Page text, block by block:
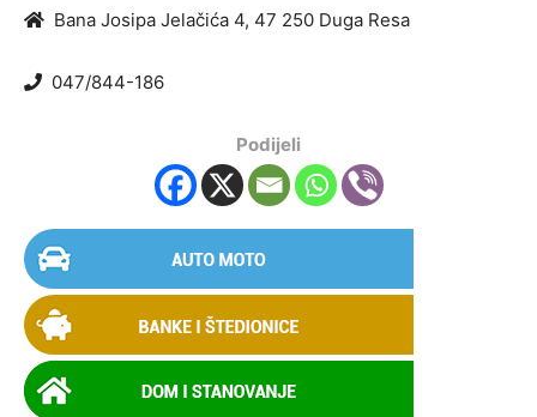
Bana Josipa Jelačića 4, 47 250 Duga Resa
047/844-186
Podijeli